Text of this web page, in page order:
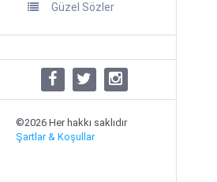
Güzel Sözler
©2026 Her hakkı saklıdır
Şartlar & Koşullar